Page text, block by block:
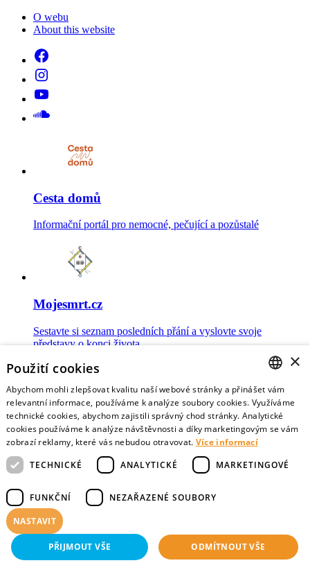
O webu
About this website
Cesta domů
Informační portál pro nemocné, pečující a pozůstalé
Mojesmrt.cz
Sestavte si seznam posledních přání a vyslovte svoje
představy o konci života
Data o umírání
Nejnovější data o postojích veřejnosti a zdravotníků k umírání
Virtuální vzpomínky
Sdílejte vzpomínky na své blízké zemřelé
CZECH
ENGLISH
×
Použití cookies
Abychom mohli zlepšovat kvalitu naší webové stránky a přinášet vám
relevantní informace, používáme k analýze soubory cookies. Využíváme
technické cookies, abychom zajistili správný chod stránky. Analytické
cookies používáme k analýze návštěvnosti a díky marketingovým se vám
zobrazí reklamy, které vás nebudou otravovat. Více informací
TECHNICKÉ
ANALYTICKÉ MARKETINGOVÉ
FUNKČNÍ NEZAŘAZENÉ SOUBORY
NASTAVIT
PŘIJMOUT VŠE ODMÍTNOUT VŠE